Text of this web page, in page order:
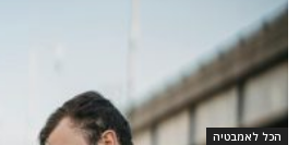
הכל לאמבטיה